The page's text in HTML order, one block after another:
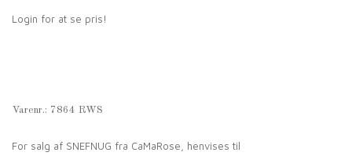
Login for at se pris!
Varenr.: 7864 RWS
For salg af SNEFNUG fra CaMaRose, henvises til